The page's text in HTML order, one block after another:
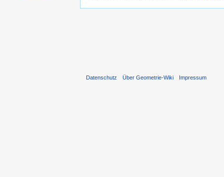
Datenschutz Über Geometrie-Wiki Impressum